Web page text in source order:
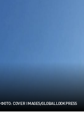
ФОТО: COVER IMAGES/GLOBALLOOKPRESS